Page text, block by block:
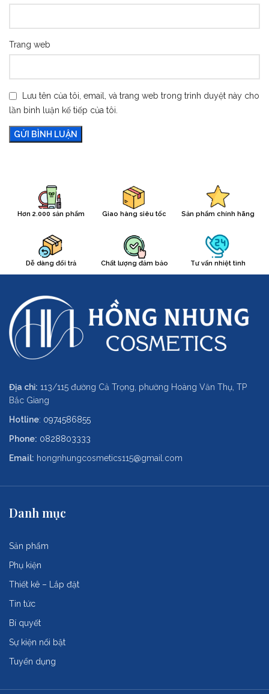
Trang web
Lưu tên của tôi, email, và trang web trong trình duyệt này cho
lần bình luận kế tiếp của tôi.
Hơn 2.000 sản phẩm Giao hàng siêu tốc Sản phẩm chính hãng
Dễ dàng đổi trả Chất lượng đảm bảo Tư vấn nhiệt tình
Địa chỉ: 113/115 đường Cả Trọng, phường Hoàng Văn Thụ, TP
Bắc Giang
Hotline: 0974586855
Phone: 0828803333
Email: hongnhungcosmetics115@gmail.com
Danh mục
Sản phẩm
Phụ kiện
Thiết kê – Lắp đặt
Tin tức
Bí quyết
Sự kiện nổi bật
Tuyển dụng